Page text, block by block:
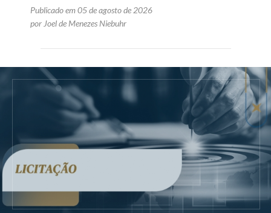
Publicado em 05 de agosto de 2026
por Joel de Menezes Niebuhr